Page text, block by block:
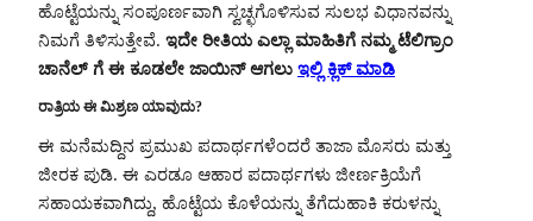
ಹೊಟ್ಟೆಯನ್ನು ಸಂಪೂರ್ಣವಾಗಿ ಸ್ವಚ್ಛಗೊಳಿಸುವ ಸುಲಭ ವಿಧಾನವನ್ನು
ನಿಮಗೆ ತಿಳಿಸುತ್ತೇವೆ. ಇದೇ ರೀತಿಯ ಎಲ್ಲಾ ಮಾಹಿತಿಗೆ ನಮ್ಮ ಟೆಲಿಗ್ರಾಂ
ಚಾನೆಲ್ ಗೆ ಈ ಕೂಡಲೇ ಜಾಯಿನ್ ಆಗಲು ಇಲ್ಲಿ ಕ್ಲಿಕ್ ಮಾಡಿ
ರಾತ್ರಿಯ ಈ ಮಿಶ್ರಣ ಯಾವುದು?
ಈ ಮನೆಮದ್ದಿನ ಪ್ರಮುಖ ಪದಾರ್ಥಗಳೆಂದರೆ ತಾಜಾ ಮೊಸರು ಮತ್ತು
ಜೀರಕ ಪುಡಿ. ಈ ಎರಡೂ ಆಹಾರ ಪದಾರ್ಥಗಳು ಜೀರ್ಣಕ್ರಿಯೆಗೆ
ಸಹಾಯಕವಾಗಿದ್ದು, ಹೊಟ್ಟೆಯ ಕೊಳೆಯನ್ನು ತೆಗೆದುಹಾಕಿ ಕರುಳನ್ನು